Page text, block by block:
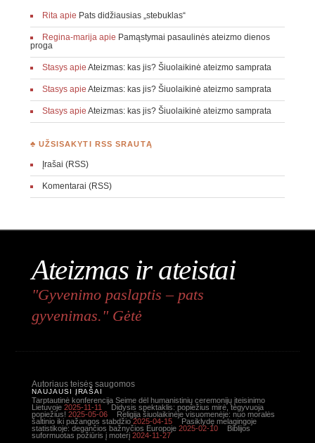
Ritaapie Pats didžiausias „stebuklas“
Regina-marijaapie Pamąstymai pasaulinės ateizmo dienos
proga
Stasysapie Ateizmas: kas jis? Šiuolaikinė ateizmo samprata
Stasysapie Ateizmas: kas jis? Šiuolaikinė ateizmo samprata
Stasysapie Ateizmas: kas jis? Šiuolaikinė ateizmo samprata
♣ UŽSISAKYTI RSS SRAUTĄ
Įrašai (RSS)
Komentarai (RSS)
Ateizmas ir ateistai
"Gyvenimo paslaptis – pats
gyvenimas." Gėtė
Autoriaus teisės saugomos
NAUJAUSI ĮRAŠAI
Tarptautinė konferencija Seime dėl humanistinių ceremonijų įteisinimo
Lietuvoje 2025-11-11
Didysis spektaklis: popiežius mirė, tegyvuoja
popiežius! 2025-05-06
Religija šiuolaikinėje visuomenėje: nuo moralės
šaltinio iki pažangos stabdžio 2025-04-15
Pasiklydę melagingoje
statistikoje: degančios bažnyčios Europoje 2025-02-10
Biblijos
suformuotas požiūris į moterį 2024-11-27